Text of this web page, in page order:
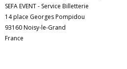
SEFA EVENT - Service Billetterie
14 place Georges Pompidou
93160 Noisy-le-Grand
France